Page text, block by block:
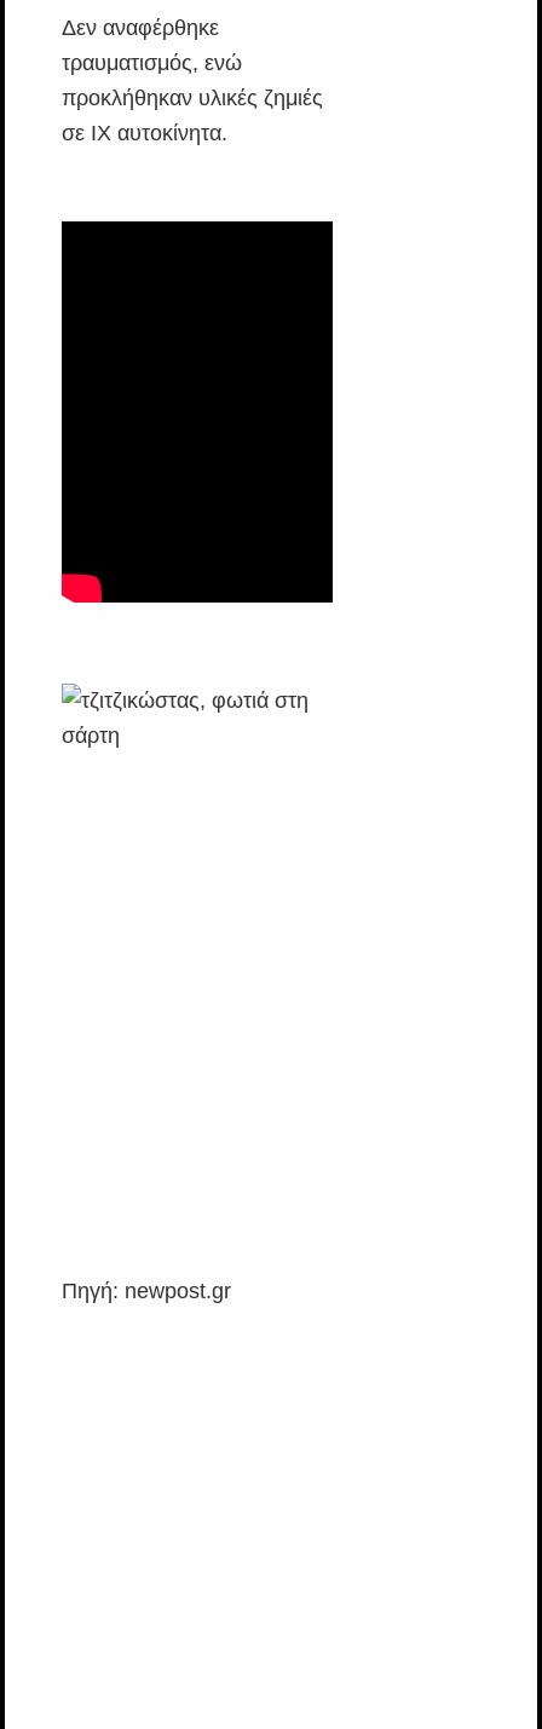
Δεν αναφέρθηκε
τραυματισμός, ενώ
προκλήθηκαν υλικές ζημιές
σε ΙΧ αυτοκίνητα.
Πηγή: newpost.gr